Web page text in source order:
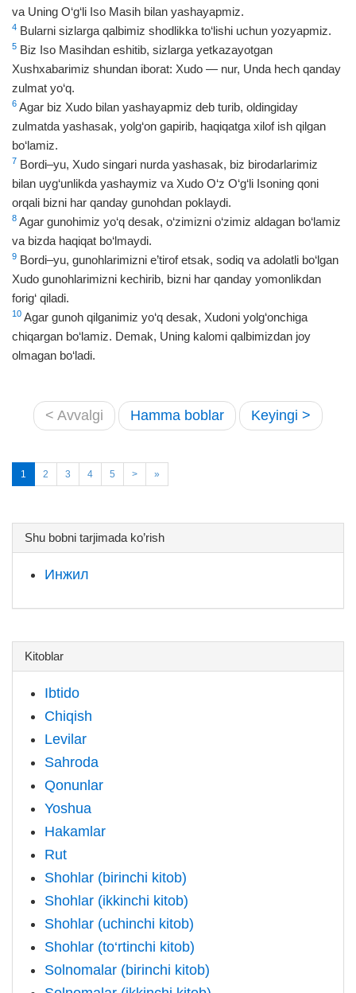
va Uning O‘g‘li Iso Masih bilan yashayapmiz.
4 Bularni sizlarga qalbimiz shodlikka to‘lishi uchun yozyapmiz.
5 Biz Iso Masihdan eshitib, sizlarga yetkazayotgan
Xushxabarimiz shundan iborat: Xudo — nur, Unda hech qanday
zulmat yo‘q.
6 Agar biz Xudo bilan yashayapmiz deb turib, oldingiday
zulmatda yashasak, yolg‘on gapirib, haqiqatga xilof ish qilgan
bo‘lamiz.
7 Bordi–yu, Xudo singari nurda yashasak, biz birodarlarimiz
bilan uyg‘unlikda yashaymiz va Xudo O‘z O‘g‘li Isoning qoni
orqali bizni har qanday gunohdan poklaydi.
8 Agar gunohimiz yo‘q desak, o‘zimizni o‘zimiz aldagan bo‘lamiz
va bizda haqiqat bo‘lmaydi.
9 Bordi–yu, gunohlarimizni e’tirof etsak, sodiq va adolatli bo‘lgan
Xudo gunohlarimizni kechirib, bizni har qanday yomonlikdan
forig‘ qiladi.
10 Agar gunoh qilganimiz yo‘q desak, Xudoni yolg‘onchiga
chiqargan bo‘lamiz. Demak, Uning kalomi qalbimizdan joy
olmagan bo‘ladi.
< Avvalgi Hamma boblar Keyingi >
1 2 3 4 5 > »
Shu bobni tarjimada ko’rish
Инжил
Kitoblar
Ibtido
Chiqish
Levilar
Sahroda
Qonunlar
Yoshua
Hakamlar
Rut
Shohlar (birinchi kitob)
Shohlar (ikkinchi kitob)
Shohlar (uchinchi kitob)
Shohlar (to‘rtinchi kitob)
Solnomalar (birinchi kitob)